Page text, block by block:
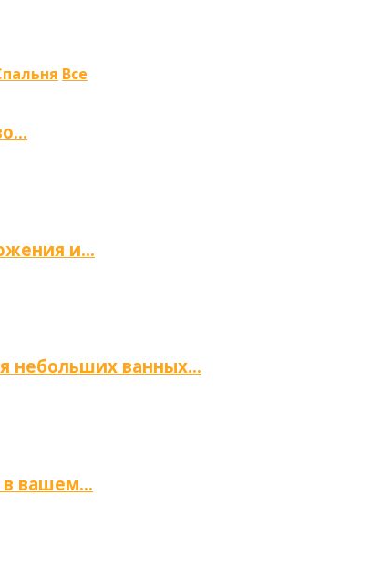
Все
и…
небольших ванных…
в вашем…